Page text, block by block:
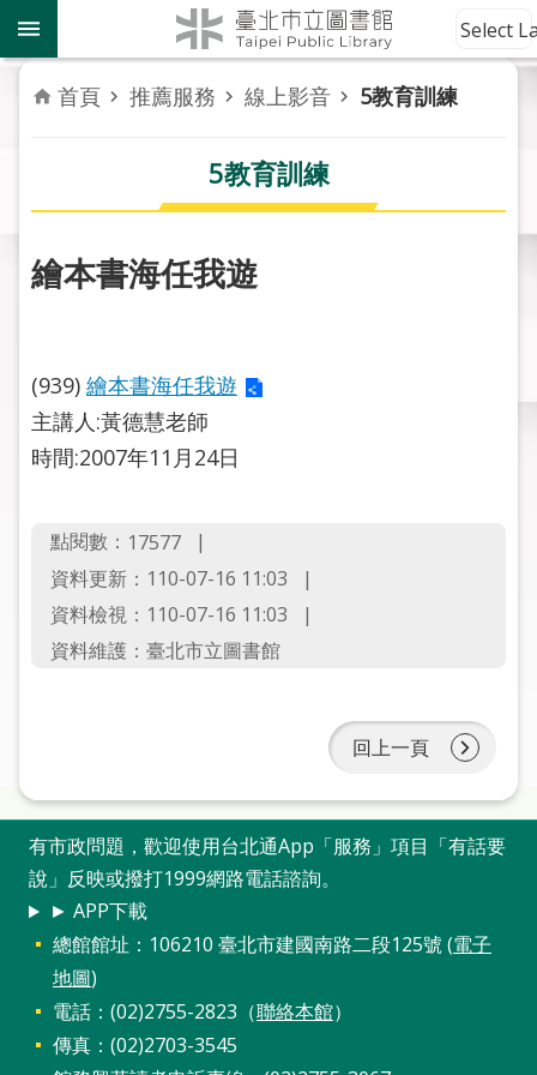
跳到主要內容區塊
到
館
資
訊
者
務
報
關
圖
線
上
申
問
答
加
入
市
圖
網
Select
首頁 推薦服務 線上影音 5教育訓練
5教育訓練
繪本書海任我遊
(939) 繪本書海任我遊
主講人:黃德慧老師
時間:2007年11月24日
點閱數： 17577
資料更新：110-07-16 11:03
資料檢視：110-07-16 11:03
資料維護：臺北市立圖書館
回上一頁
有市政問題，歡迎使用台北通App「服務」項目「有話要
說」反映或撥打1999網路電話諮詢。
► APP下載
總館館址：106210 臺北市建國南路二段125號 (電子
地圖)
電話：(02)2755-2823（聯絡本館）
傳真：(02)2703-3545